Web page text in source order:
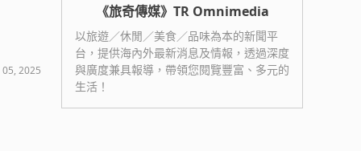
05, 2025
《旅奇傳媒》TR Omnimedia
以旅遊／休閒／美食／品味為本的新聞平
台，提供海內外最新消息及情報，透過深度
與廣度兼具報導，帶領您閱覽豐富、多元的
生活！